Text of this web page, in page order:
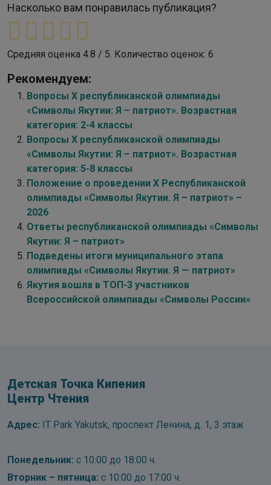
Насколько вам понравилась публикация?
Средняя оценка 4.8 / 5. Количество оценок: 6
Рекомендуем:
Вопросы X республиканской олимпиады
«Символы Якутии: Я – патриот». Возрастная
категория: 2-4 классы
Вопросы X республиканской олимпиады
«Символы Якутии: Я – патриот». Возрастная
категория: 5-8 классы
Положение о проведении X Республиканской
олимпиады «Символы Якутии. Я – патриот» –
2026
Ответы республиканской олимпиады «Символы
Якутии: Я – патриот»
Подведены итоги муниципального этапа
олимпиады «Символы Якутии. Я — патриот»
Якутия вошла в ТОП-3 участников
Всероссийской олимпиады «Символы России»
Детская Точка Кипения
Центр Чтения
Адрес: IT Park Yakutsk, проспект Ленина, д. 1, 3 этаж
Понедельник: с 10:00 до 18:00 ч.
Вторник – пятница: с 10:00 до 17:00 ч.